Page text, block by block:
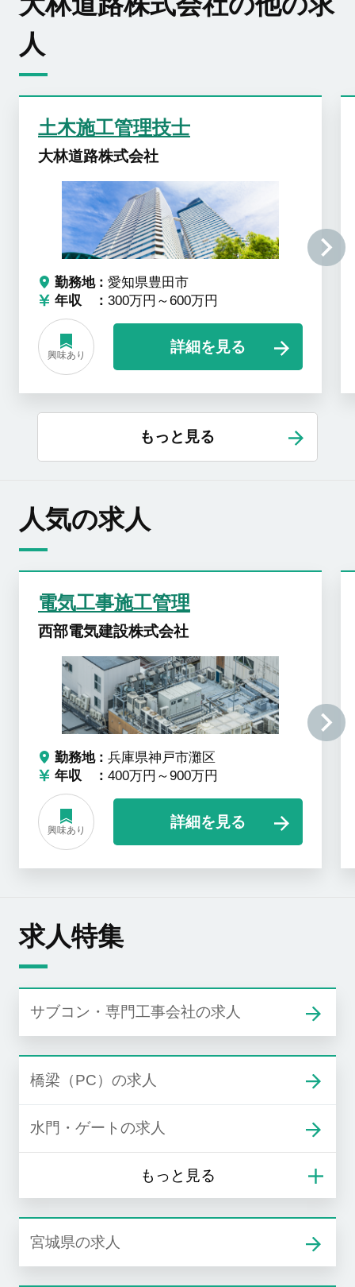
人
土木施工管理技士
大林道路株式会社
勤務地
愛知県豊田市
年収
300万円～600万円
興味あり
詳細を見る
もっと見る
人気の求人
電気工事施工管理
西部電気建設株式会社
勤務地
兵庫県神戸市灘区
年収
400万円～900万円
興味あり
詳細を見る
求人特集
サブコン・専門工事会社の求人
橋梁（PC）の求人
水門・ゲートの求人
宮城県の求人